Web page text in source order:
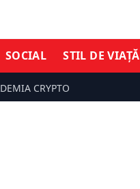
SOCIAL STIL DE VIAȚĂ
CRYPTO